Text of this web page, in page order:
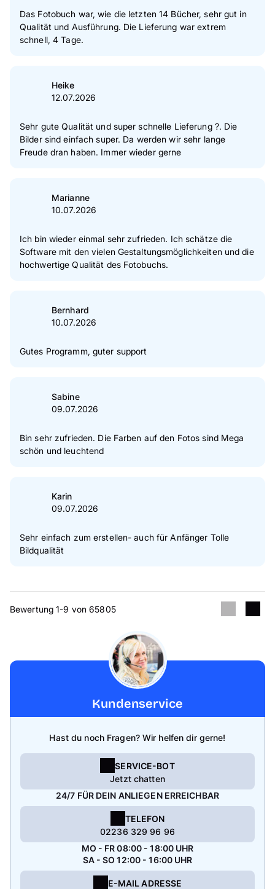
Das Fotobuch war, wie die letzten 14 Bücher, sehr gut in
Qualität und Ausführung. Die Lieferung war extrem
schnell, 4 Tage.
Heike
12.07.2026
Sehr gute Qualität und super schnelle Lieferung ?. Die
Bilder sind einfach super. Da werden wir sehr lange
Freude dran haben. Immer wieder gerne
Marianne
10.07.2026
Ich bin wieder einmal sehr zufrieden. Ich schätze die
Software mit den vielen Gestaltungsmöglichkeiten und die
hochwertige Qualität des Fotobuchs.
Bernhard
10.07.2026
Gutes Programm, guter support
Sabine
09.07.2026
Bin sehr zufrieden. Die Farben auf den Fotos sind Mega
schön und leuchtend
Karin
09.07.2026
Sehr einfach zum erstellen- auch für Anfänger Tolle
Bildqualität
Bewertung 1-9 von 65805
Kundenservice
Hast du noch Fragen? Wir helfen dir gerne!
SERVICE-BOT
Jetzt chatten
24/7 FÜR DEIN ANLIEGEN ERREICHBAR
TELEFON
02236 329 96 96
MO - FR 08:00 - 18:00 UHR
SA - SO 12:00 - 16:00 UHR
E-MAIL ADRESSE